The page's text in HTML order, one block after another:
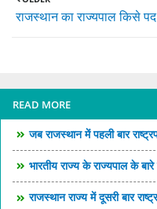
राजस्थान का राज्यपाल किसे
READ MORE
जब राजस्थान में पहली बार
भारतीय राज्य के राज्यपाल के
राजस्थान राज्य में दूसरी बार